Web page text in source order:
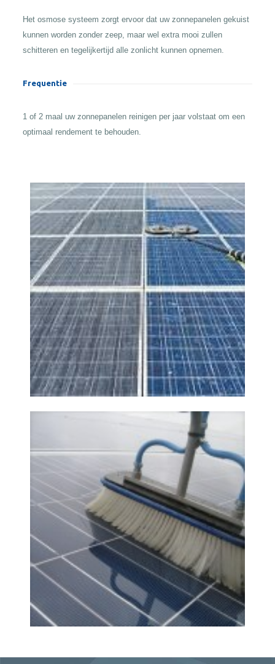
Het osmose systeem zorgt ervoor dat uw zonnepanelen gekuist
kunnen worden zonder zeep, maar wel extra mooi zullen
schitteren en tegelijkertijd alle zonlicht kunnen opnemen.
Frequentie
1 of 2 maal uw zonnepanelen reinigen per jaar volstaat om een
optimaal rendement te behouden.